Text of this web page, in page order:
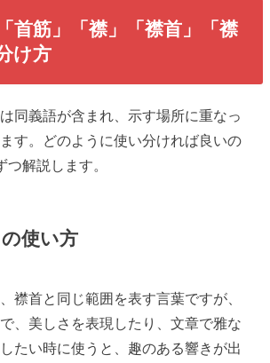
首筋」「襟」「襟首」「襟
け方
同義語が含まれ、示す場所に重なっ
す。どのように使い分ければ良いの
解説します。
の使い方
襟首と同じ範囲を表す言葉ですが、
、美しさを表現したり、文章で雅な
たい時に使うと、趣のある響きが出